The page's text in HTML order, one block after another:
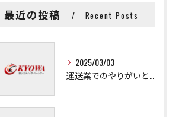
最近の投稿 Recent Posts
2025/03/03